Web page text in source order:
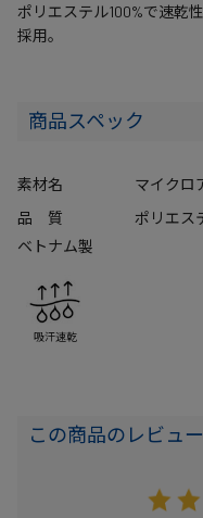
ポリエステル100%で速乾
採用。
商品スペック
素材名
マイクロ
品 質
ポリエス
ベトナム製
吸汗速乾
この商品のレビュー